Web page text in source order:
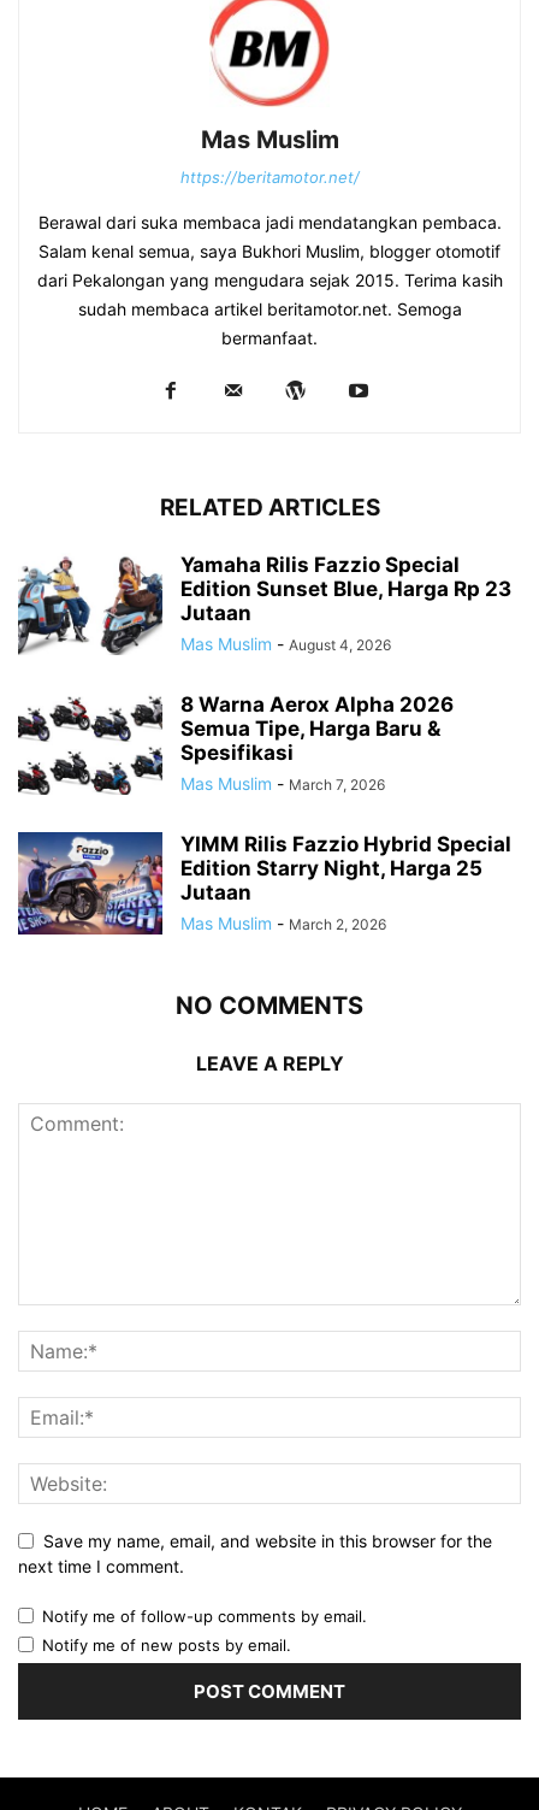
Mas Muslim
https://beritamotor.net/
Berawal dari suka membaca jadi mendatangkan pembaca.
Salam kenal semua, saya Bukhori Muslim, blogger otomotif
dari Pekalongan yang mengudara sejak 2015. Terima kasih
sudah membaca artikel beritamotor.net. Semoga
bermanfaat.
RELATED ARTICLES
Yamaha Rilis Fazzio Special
Edition Sunset Blue, Harga Rp 23
Jutaan
Mas Muslim - August 4, 2026
8 Warna Aerox Alpha 2026
Semua Tipe, Harga Baru &
Spesifikasi
Mas Muslim - March 7, 2026
YIMM Rilis Fazzio Hybrid Special
Edition Starry Night, Harga 25
Jutaan
Mas Muslim - March 2, 2026
NO COMMENTS
LEAVE A REPLY
Save my name, email, and website in this browser for the
next time I comment.
Notify me of follow-up comments by email.
Notify me of new posts by email.